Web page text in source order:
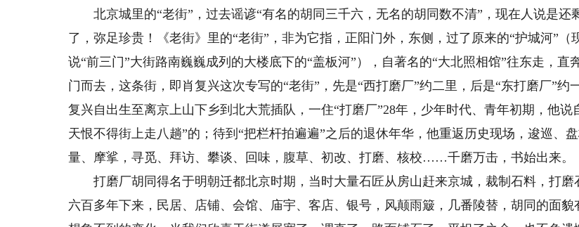
北京城里的“老街”，过去谣谚“有名的胡同三千六，无名的胡同数不清”，现在人说是还
了，弥足珍贵！《老街》里的“老街”，非为它指，正阳门外，东侧，过了原来的“护城河”（
说“前三门”大街路南巍巍成列的大楼底下的“盖板河”），自著名的“大北照相馆”往东走，直
门而去，这条街，即肖复兴这次专写的“老街”，先是“西打磨厂”约二里，后是“东打磨厂”约
复兴自出生至离京上山下乡到北大荒插队，一住“打磨厂”28年，少年时代、青年初期，他说
天恨不得街上走八趟”的；待到“把栏杆拍遍遍”之后的退休年华，他重返历史现场，逡巡、
量、摩挲，寻觅、拜访、攀谈、回味，腹草、初改、打磨、核校……千磨万击，书始出来。
打磨厂胡同得名于明朝迁都北京时期，当时大量石匠从房山赶来京城，裁制石料，打磨
六百多年下来，民居、店铺、会馆、庙宇、客店、银号，风颠雨簸，几番陵替，胡同的面貌